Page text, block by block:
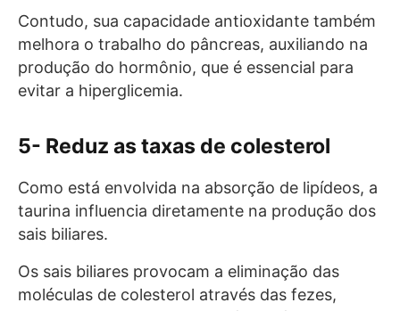
Contudo, sua capacidade antioxidante também
melhora o trabalho do pâncreas, auxiliando na
produção do hormônio, que é essencial para
evitar a hiperglicemia.
5- Reduz as taxas de colesterol
Como está envolvida na absorção de lipídeos, a
taurina influencia diretamente na produção dos
sais biliares.
Os sais biliares provocam a eliminação das
moléculas de colesterol através das fezes,